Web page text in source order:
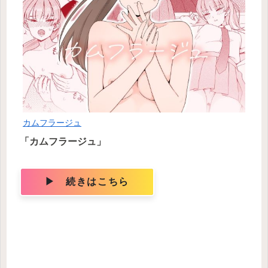
カムフラージュ
「カムフラージュ」
▶ 続きはこちら